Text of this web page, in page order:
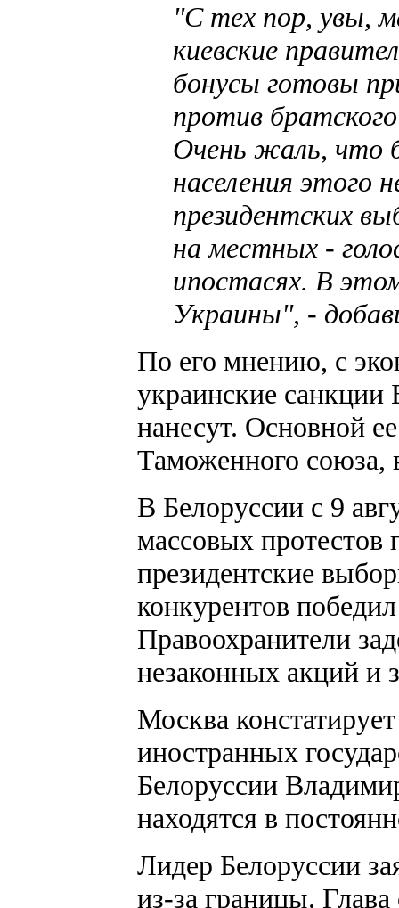
"С тех пор, увы,
киевские
бонусы готовы
против
Очень жаль, что
населения этого
президентских
на местных -
ипостасях. В
Украины", -
По его мнению, с
украинские санкции
нанесут. Основной
Таможенного союза,
В Белоруссии с 9
массовых
президентские
конкурентов
Правоохранители
незаконных акций и
Москва
иностранных
Белоруссии
находятся в
Лидер Белоруссии
из-за границы.